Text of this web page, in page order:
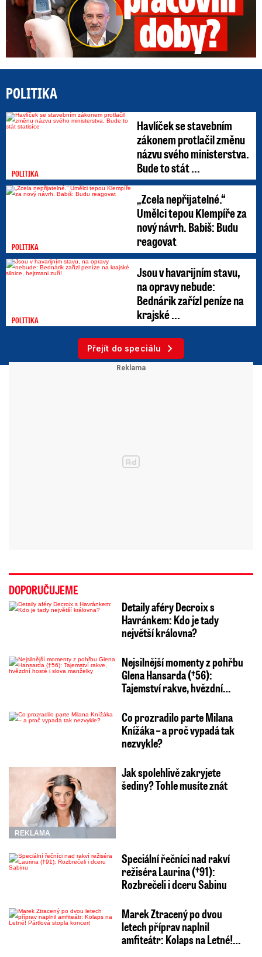
POLITIKA
POLITIKA
Havlíček se stavebním
zákonem protlačil změnu
názvu svého ministerstva.
Bude to stát ...
POLITIKA
„Zcela nepřijatelné.“
Umělci tepou Klempíře za
nový návrh. Babiš: Budu
reagovat
POLITIKA
Jsou v havarijním stavu,
na opravy nebude:
Bednárik zařízl peníze na
krajské ...
Přejít do speciálu
DOPORUČUJEME
Detaily aféry Decroix s
Havránkem: Kdo je tady
největší královna?
Nejsilnější momenty z pohřbu
Glena Hansarda (†56):
Tajemství rakve, hvězdní…
Co prozradilo parte Milana
Knížáka – a proč vypadá tak
nezvykle?
REKLAMA
Jak spolehlivě zakryjete
šediny? Tohle musíte znát
Speciální řečníci nad rakví
režiséra Laurina (†91):
Rozbrečeli i dceru Sabinu
Marek Ztracený po dvou
letech příprav naplnil
amfiteátr: Kolaps na Letné!…